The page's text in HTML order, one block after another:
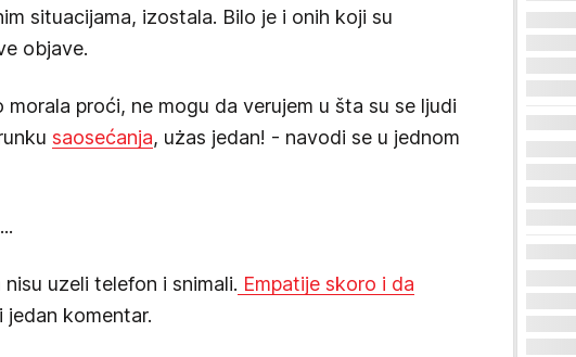
situacijama, izostala. Bilo je i onih koji su
objave.
proći, ne mogu da verujem u šta su se ljudi
saosećanja, użas jedan! - navodi se u jednom
uzeli telefon i snimali. Empatije skoro i da
jedan komentar.